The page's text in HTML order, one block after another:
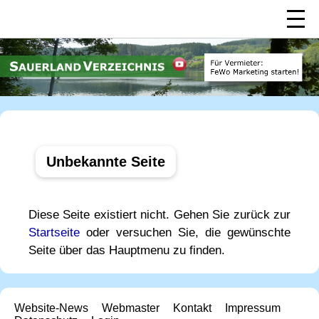
Unbekannte Seite
Diese Seite existiert nicht. Gehen Sie zurück zur
Startseite oder versuchen Sie, die gewünschte
Seite über das Hauptmenu zu finden.
Website-News Webmaster Kontakt
Impressum